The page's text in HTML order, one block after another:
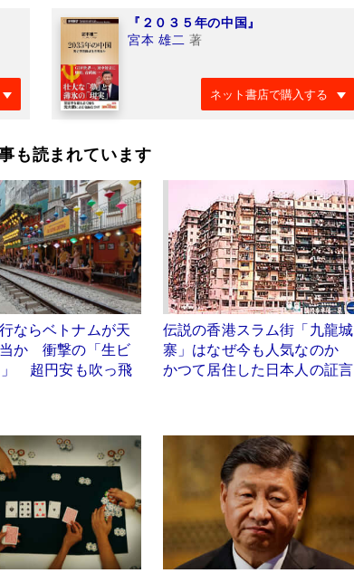
『２０３５年の中国』
宮本 雄二 著
ネット書店で購入する
も読まれています
行ならベトナムが天
か 衝撃の「生ビ
」 超円安も吹っ飛
伝説の香港スラム街「九龍城
寨」はなぜ今も人気なのか
かつて居住した日本人の証言